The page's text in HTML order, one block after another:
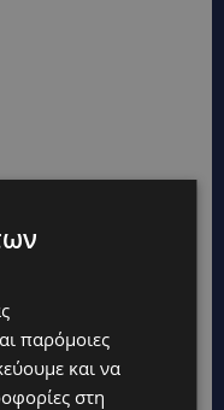
ΣΥΝΕΔΡΊΑΣΗ
παρόμοιες
και να
στη